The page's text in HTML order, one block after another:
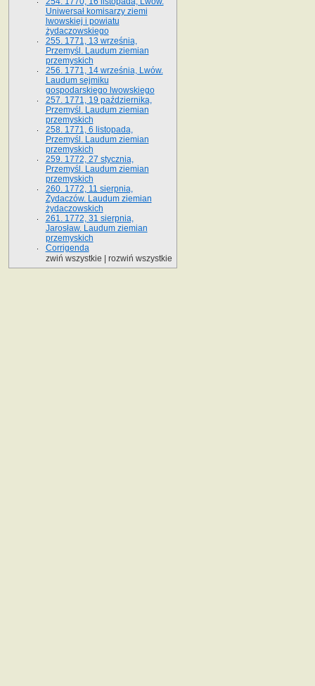
Uniwersał komisarzy ziemi
lwowskiej i powiatu
żydaczowskiego
255. 1771, 13 września,
Przemyśl. Laudum ziemian
przemyskich
256. 1771, 14 września, Lwów.
Laudum sejmiku
gospodarskiego lwowskiego
257. 1771, 19 października,
Przemyśl. Laudum ziemian
przemyskich
258. 1771, 6 listopada,
Przemyśl. Laudum ziemian
przemyskich
259. 1772, 27 stycznia,
Przemyśl. Laudum ziemian
przemyskich
260. 1772, 11 sierpnia,
Żydaczów. Laudum ziemian
żydaczowskich
261. 1772, 31 sierpnia,
Jarosław. Laudum ziemian
przemyskich
Corrigenda
zwiń wszystkie
rozwiń wszystkie